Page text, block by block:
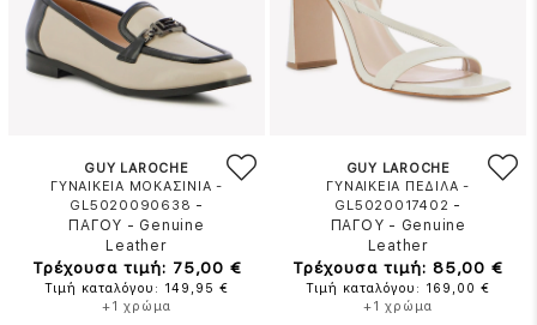
GUY LAROCHE
ΓΥΝΑΙΚΕΙΑ ΜΟΚΑΣΙΝΙΑ -
GL5020090638 -
ΠΑΓΟΥ - Genuine
Leather
Τρέχουσα τιμή: 75,00 €
Τιμή καταλόγου: 149,95 €
+1 χρώμα
GUY LAROCHE
ΓΥΝΑΙΚΕΙΑ ΠΕΔΙΛΑ -
GL5020017402 -
ΠΑΓΟΥ - Genuine
Leather
Τρέχουσα τιμή: 85,00 €
Τιμή καταλόγου: 169,00 €
+1 χρώμα